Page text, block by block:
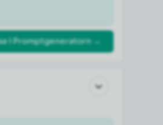
i Promptgeneratorn →